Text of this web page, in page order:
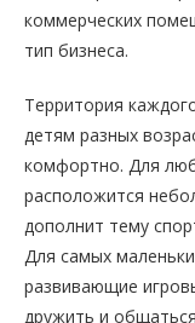
коммерческих
тип бизнеса.
Территория
детям разных
комфортно. Для
расположится
дополнит тему
Для самых
развивающие
дружить и